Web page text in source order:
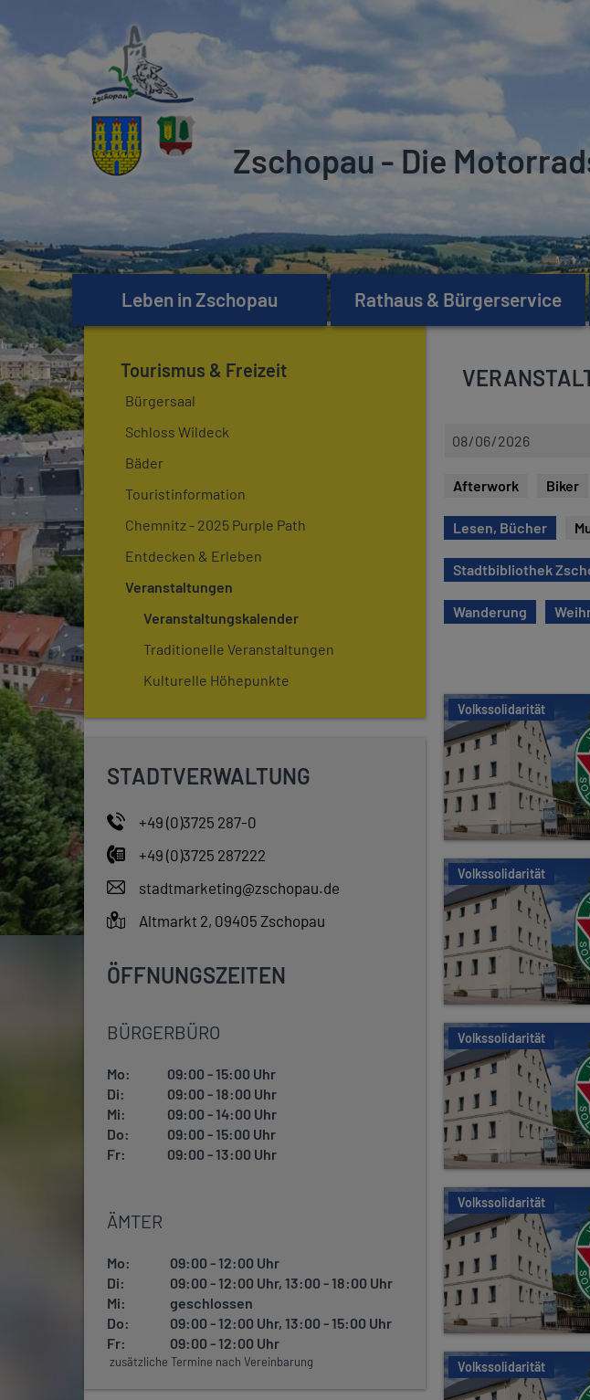
Zschopau - Die
Leben in Zschopau Rathaus & Bürgerservice
Tourismus & Freizeit
Bürgersaal
Schloss Wildeck
Bäder
Touristinformation
Chemnitz - 2025 Purple Path
Entdecken & Erleben
Veranstaltungen
Veranstaltungskalender
Traditionelle Veranstaltungen
Kulturelle Höhepunkte
STADTVERWALTUNG
+49 (0)3725 287-0
+49 (0)3725 287222
stadtmarketing@zschopau.de
Altmarkt 2, 09405 Zschopau
ÖFFNUNGSZEITEN
BÜRGERBÜRO
Mo:
09:00 - 15:00 Uhr
Di:
09:00 - 18:00 Uhr
Mi:
09:00 - 14:00 Uhr
Do:
09:00 - 15:00 Uhr
Fr:
09:00 - 13:00 Uhr
ÄMTER
Mo:
09:00 - 12:00 Uhr
Di:
09:00 - 12:00 Uhr, 13:00 - 18:00 Uhr
Mi:
geschlossen
Do:
09:00 - 12:00 Uhr, 13:00 - 15:00 Uhr
Fr:
09:00 - 12:00 Uhr
zusätzliche Termine nach Vereinbarung
Afterwork Biker
Lesen, Bücher
Stadtbibliothek
Wanderung
Volkssolidarität
Volkssolidarität
Volkssolidarität
Volkssolidarität
Volkssolidarität